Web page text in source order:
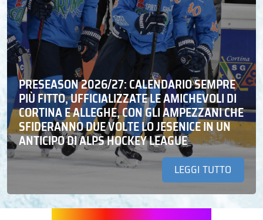
PRESEASON 2026/27: CALENDARIO SEMPRE
PIÙ FITTO, UFFICIALIZZATE LE AMICHEVOLI DI
CORTINA E ALLEGHE, CON GLI AMPEZZANI CHE
SFIDERANNO DUE VOLTE LO JESENICE IN UN
ANTICIPO DI ALPS HOCKEY LEAGUE
LEGGI TUTTO